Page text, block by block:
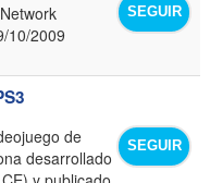
SEGUIR
10/2009
SEGUIR
de
desarrollado